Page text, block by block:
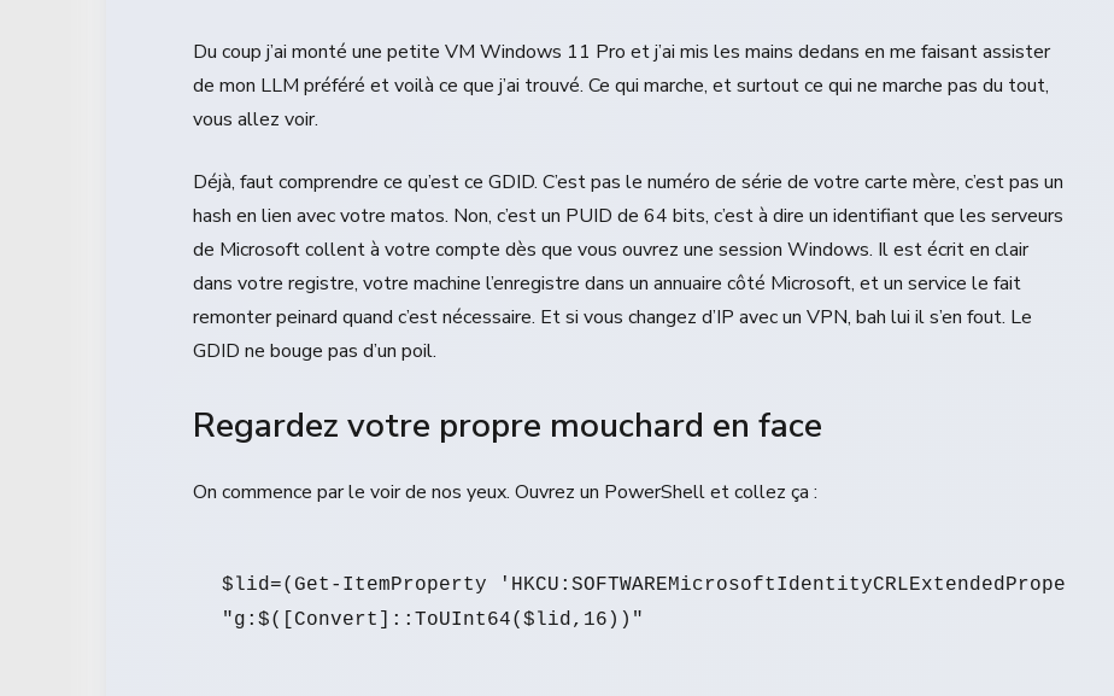
Du coup j’ai monté une petite VM Windows 11 Pro et j’ai mis les mains dedans en me faisant assister
de mon LLM préféré et voilà ce que j’ai trouvé. Ce qui marche, et surtout ce qui ne marche pas du tout,
vous allez voir.
Déjà, faut comprendre ce qu’est ce GDID. C’est pas le numéro de série de votre carte mère, c’est pas un
hash en lien avec votre matos. Non, c’est un PUID de 64 bits, c’est à dire un identifiant que les serveurs
de Microsoft collent à votre compte dès que vous ouvrez une session Windows. Il est écrit en clair
dans votre registre, votre machine l’enregistre dans un annuaire côté Microsoft, et un service le fait
remonter peinard quand c’est nécessaire. Et si vous changez d’IP avec un VPN, bah lui il s’en fout. Le
GDID ne bouge pas d’un poil.
Regardez votre propre mouchard en face
On commence par le voir de nos yeux. Ouvrez un PowerShell et collez ça :
$lid=(Get-ItemProperty